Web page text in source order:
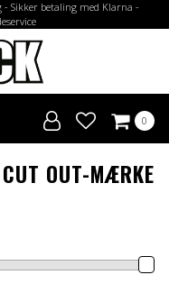
Sikker betaling med Klarna -
0
OUT-MÆRKE